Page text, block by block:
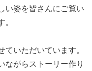
い姿を皆さんにご覧い
。
いただいています。
ながらストーリー作り